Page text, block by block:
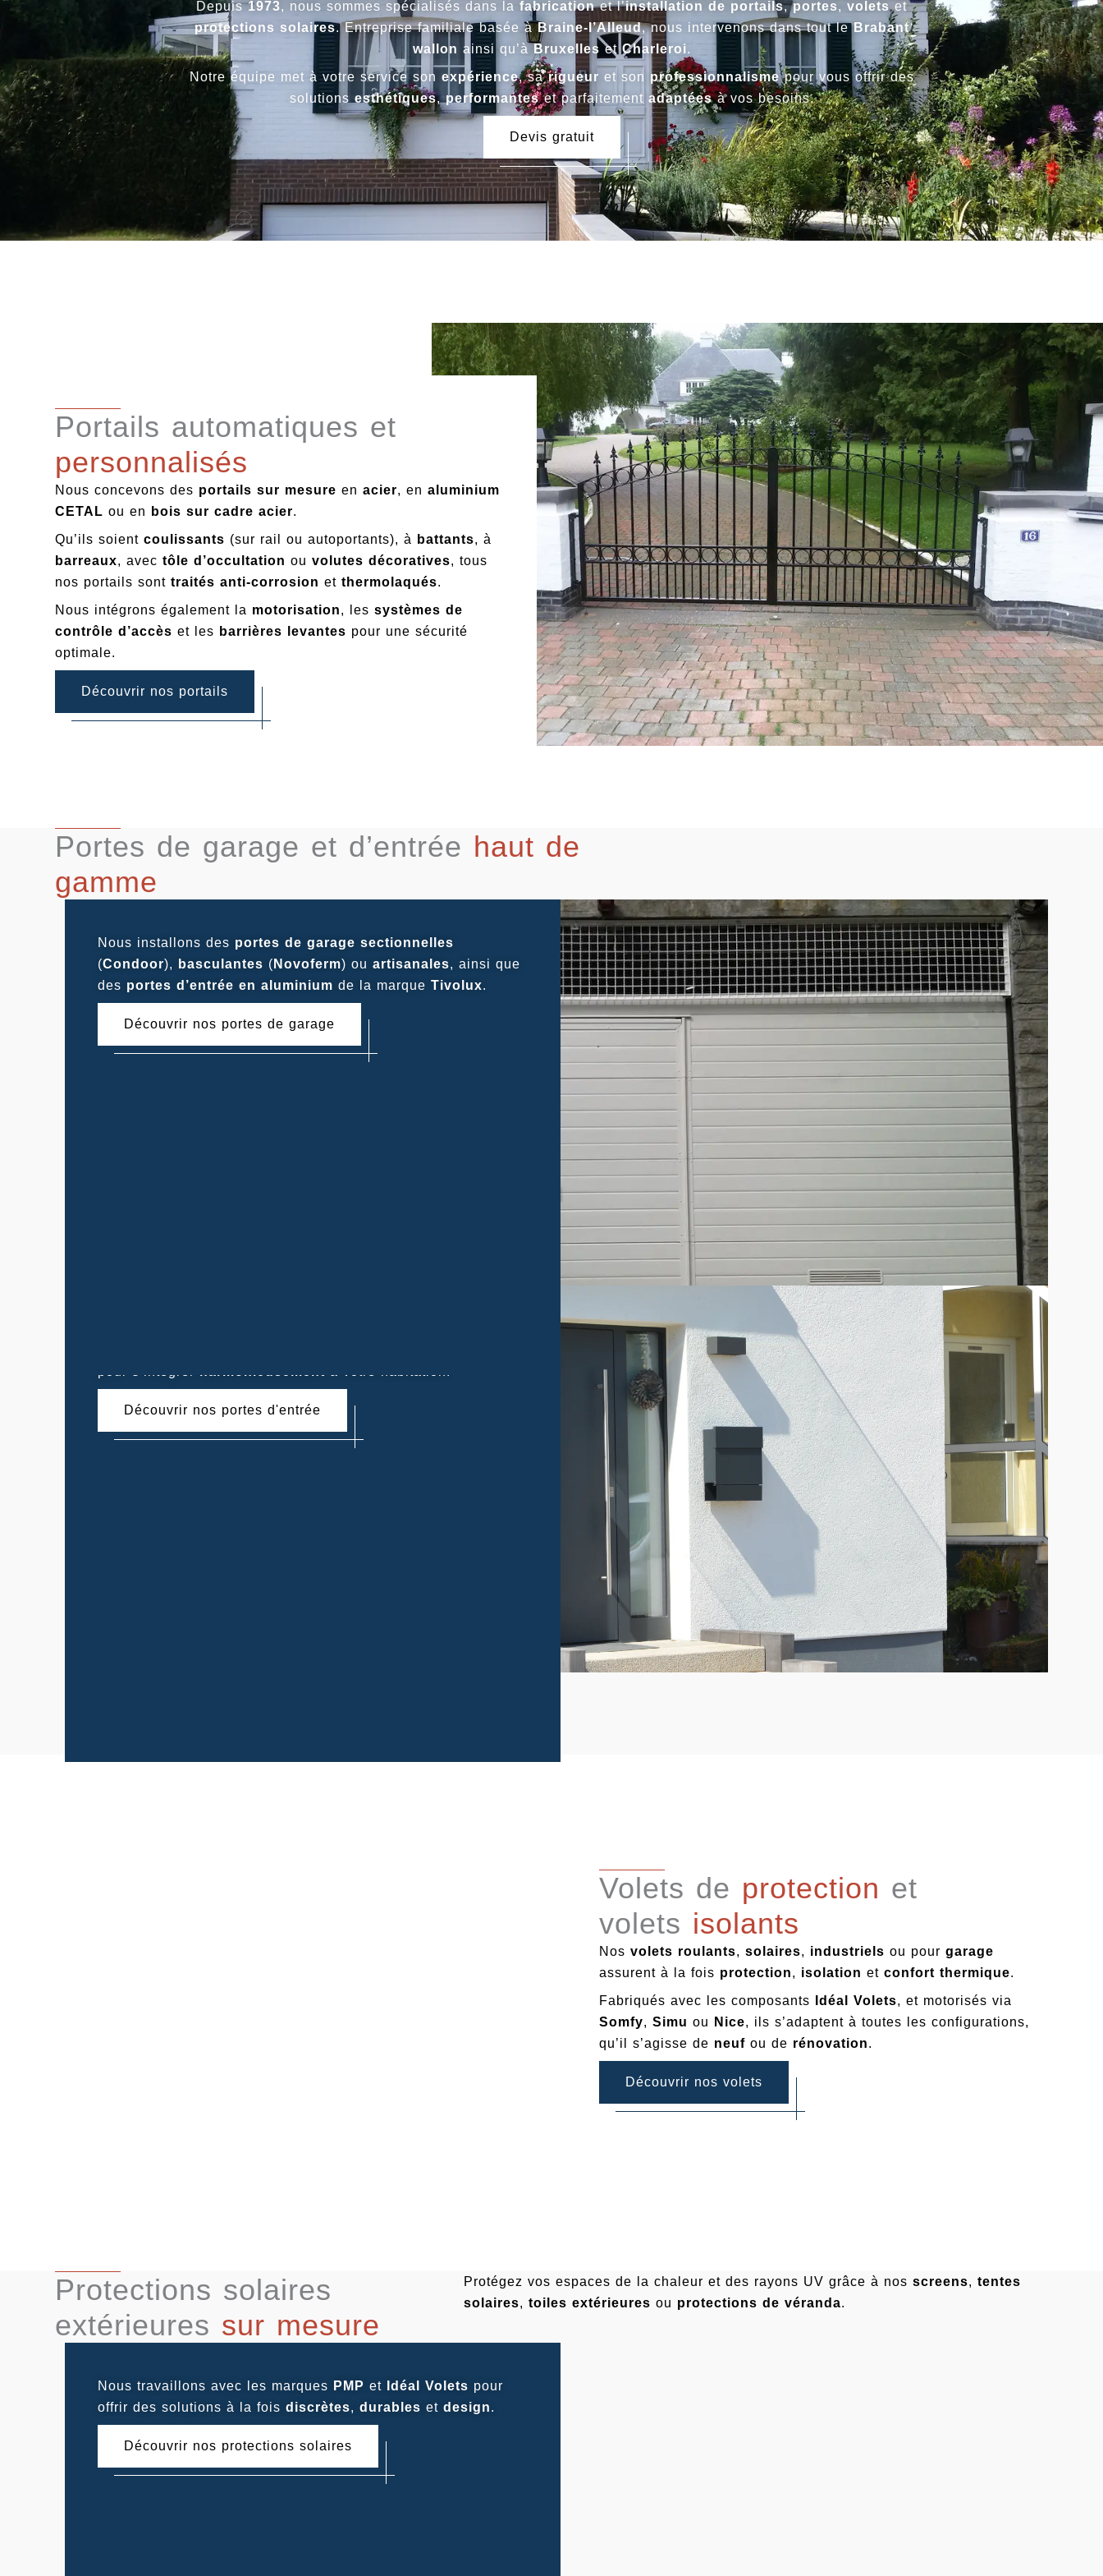
Depuis1973, nous sommes spécialisés dans la fabricationet l’installation de portails,portes, voletset
protections solaires. Entreprise familiale basée àBraine-l’Alleud, nous intervenons dans tout leBrabant
wallon ainsi qu’à Bruxelleset Charleroi.
Notre équipe met à votre service son expérience, sarigueur et son professionnalismepour vous offrir des
solutions esthétiques,performanteset parfaitement adaptéesà vos besoins.
Devis gratuit
Portails automatiques et
personnalisés
Nous concevons des portails sur mesure enacier, enaluminium
CETAL ou en bois sur cadre acier.
Qu’ils soientcoulissants (sur rail ou autoportants), à battants, à
barreaux, avectôle d’occultation ouvolutes décoratives, tous
nos portails sonttraités anti-corrosion etthermolaqués.
Nous intégrons également la motorisation, lessystèmes de
contrôle d’accès et les barrières levantes pour une sécurité
optimale.
Découvrir nos portails
Portes de garage et d’entrée haut de
gamme
Nous installons des portes de garage sectionnelles
(Condoor), basculantes ( Novoferm) ouartisanales, ainsi que
des portes d’entrée en aluminium de la marqueTivolux.
Découvrir nos portes de garage
pour s’intégrer harmonieusement à votre habitation.
Découvrir nos portes d'entrée
Volets de protection et
volets isolants
Nosvolets roulants,solaires, industriels ou pourgarage
assurent à la fois protection, isolation etconfort thermique.
Fabriqués avec les composants
Idéal Volets, et motorisés via
Somfy,Simu ou Nice, ils s’adaptent à toutes les configurations,
qu’il s’agisse de neuf ou de rénovation.
Découvrir nos volets
Protections solaires
extérieures sur mesure
Protégez vos espaces de la chaleur et des rayons UV grâce à nosscreens,tentes
solaires,toiles extérieures ou protections de véranda.
Nous travaillons avec les marques PMP et Idéal Volets pour
offrir des solutions à la foisdiscrètes,durables etdesign.
Découvrir nos protections solaires